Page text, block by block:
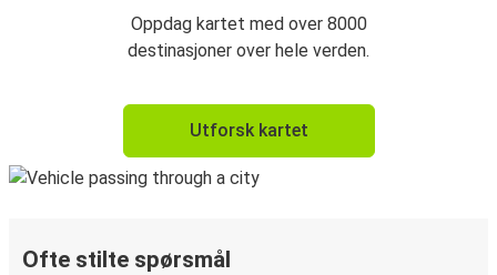
Oppdag kartet med over 8000
destinasjoner over hele verden.
Utforsk kartet
Ofte stilte spørsmål